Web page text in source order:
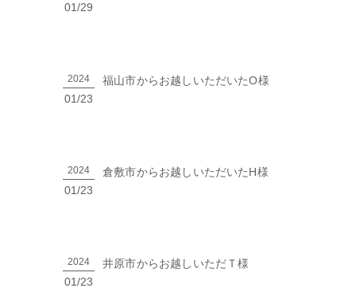
01/29
2024
01/23
福山市からお越しいただいたO様
2024
01/23
倉敷市からお越しいただいたH様
2024
01/23
井原市からお越しいただＴ様